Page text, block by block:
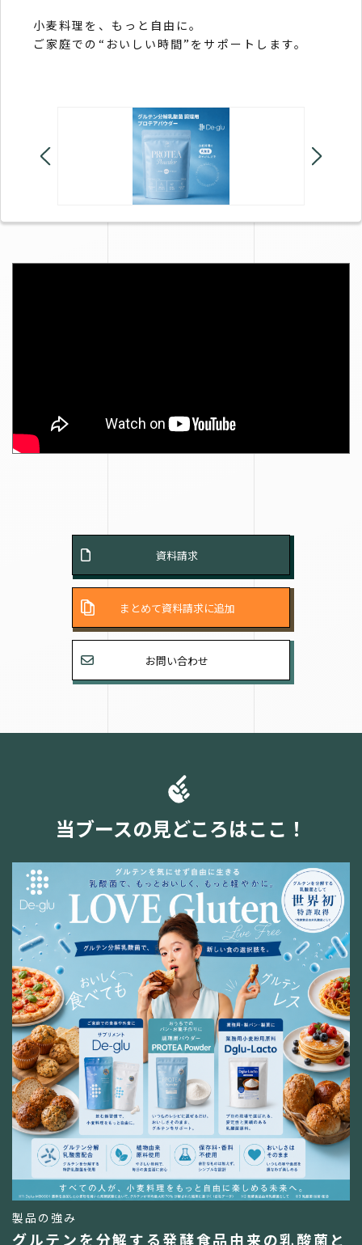
小麦料理を、もっと自由に。
ご家庭での“おいしい時間”をサポートします。
資料請求
まとめて資料請求に追加
お問い合わせ
当ブースの見どころはここ！
製品の強み
グルテンを分解する発酵食品由来の乳酸菌と